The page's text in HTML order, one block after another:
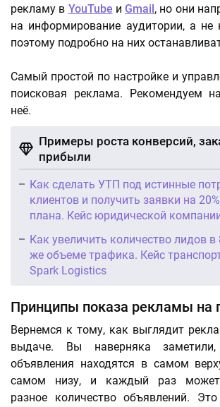
рекламу в YouTube и Gmail , но они
на информирование аудитории, а не
поэтому подробно на них
Самый простой по настройке и
поисковая реклама. Рекомендуем
неё.
Примеры роста конверсий,
прибыли
Как сделать УТП под истинные
клиентов и получить заявки на
плана. Кейс юридической
Как увеличить количество лидов
же объеме трафика. Кейс
Spark Logistics
Принципы показа рекламы на
Вернемся к тому, как выглядит
выдаче. Вы наверняка
объявления находятся в самом
самом низу, и каждый раз может
разное количество объявлений.